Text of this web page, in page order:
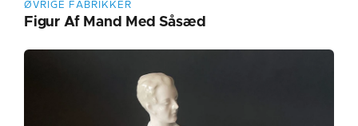
ØVRIGE FABRIKKER
Figur Af Mand Med Såsæd